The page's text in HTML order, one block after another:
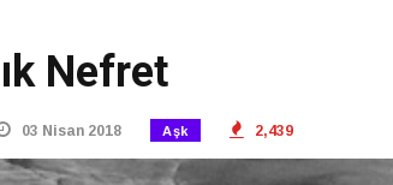
Nefret
03 Nisan 2018 Aşk 2,439